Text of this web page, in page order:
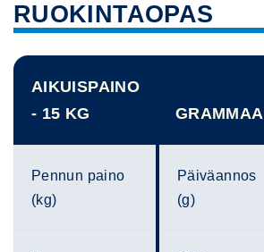
RUOKINTAOPAS
AIKUISPAINO
- 15 KG
GRAMMAA
Pennun paino
(kg)
Päiväannos
(g)